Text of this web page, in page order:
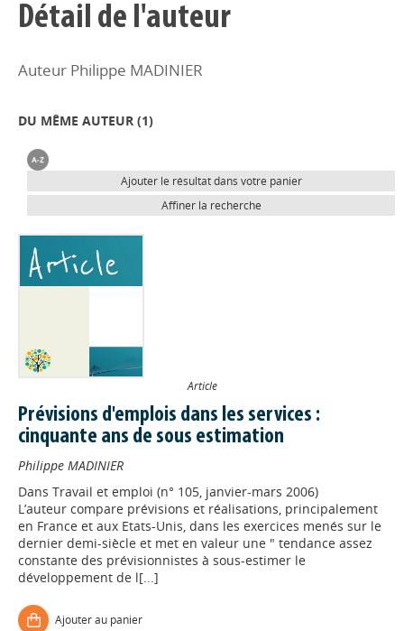
Détail de l'auteur
Auteur Philippe MADINIER
DU MÊME AUTEUR (1)
Ajouter le résultat dans votre panier
Affiner la recherche
Article
Prévisions d'emplois dans les services :
cinquante ans de sous estimation
Philippe MADINIER
Dans Travail et emploi (n° 105, janvier-mars 2006)
L’auteur compare prévisions et réalisations, principalement
en France et aux Etats-Unis, dans les exercices menés sur le
dernier demi-siècle et met en valeur une " tendance assez
constante des prévisionnistes à sous-estimer le
développement de l[...]
Ajouter au panier
Appels à projets